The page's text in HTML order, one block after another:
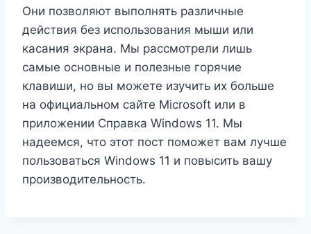
Они позволяют выполнять различные
действия без использования мыши или
касания экрана. Мы рассмотрели лишь
самые основные и полезные горячие
клавиши, но вы можете изучить их больше
на официальном сайте Microsoft или в
приложении Справка Windows 11. Мы
надеемся, что этот пост поможет вам лучше
пользоваться Windows 11 и повысить вашу
производительность.